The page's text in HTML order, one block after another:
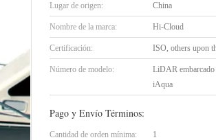
Lugar de origen: China
Nombre de la marca: Hi-Cloud
Certificación: ISO, others upon
Número de modelo:
LiDAR
iAqua
Pago y Envío Términos:
Cantidad de orden mínima: 1